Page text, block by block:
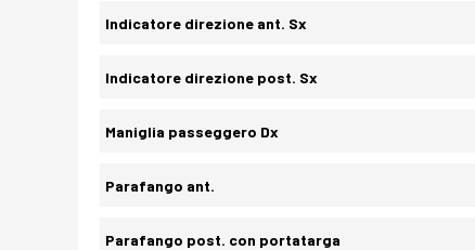
Indicatore direzione ant. Sx
Indicatore direzione post. Sx
Maniglia passeggero Dx
Parafango ant.
Parafango post. con portatarga